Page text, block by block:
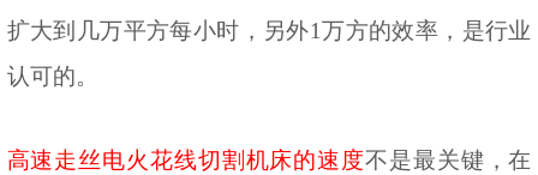
扩大到几万平方每小时，另外1万方的效率，是行业
认可的。
高速走丝电火花线切割机床的速度不是最关键，在